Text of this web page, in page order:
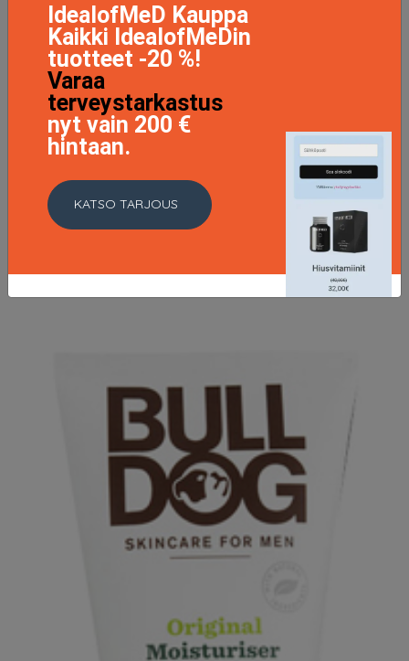
Lemon & Bergamot Deodorant, 75ml
11.95 EUR
IdealofMeD Kauppa
Kaikki IdealofMeDin
tuotteet -20 %!
Varaa
terveystarkastus
nyt vain 200 €
hintaan.
KATSO TARJOUS